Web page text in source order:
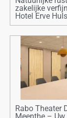
zakelijke
Hotel Erve
Rabo Theater
Meenthe – Uw